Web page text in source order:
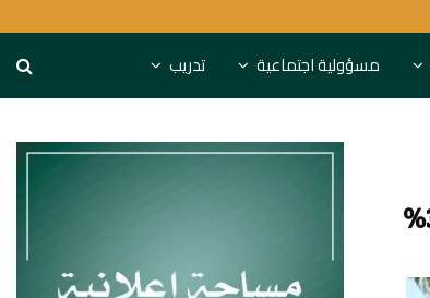
مسؤولية اجتماعية تدريب